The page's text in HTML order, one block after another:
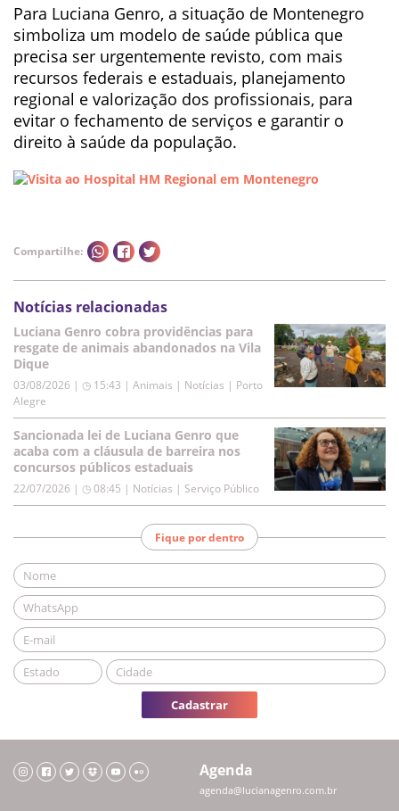
Para Luciana Genro, a situação de Montenegro
simboliza um modelo de saúde pública que
precisa ser urgentemente revisto, com mais
recursos federais e estaduais, planejamento
regional e valorização dos profissionais, para
evitar o fechamento de serviços e garantir o
direito à saúde da população.
Compartilhe:
Notícias relacionadas
Luciana Genro cobra providências para
resgate de animais abandonados na Vila
Dique
03/08/2026 | ◷ 15:43 | Animais | Notícias | Porto
Alegre
Sancionada lei de Luciana Genro que
acaba com a cláusula de barreira nos
concursos públicos estaduais
22/07/2026 | ◷ 08:45 | Notícias | Serviço Público
Fique por dentro
Cadastrar
Agenda
agenda@lucianagenro.com.br